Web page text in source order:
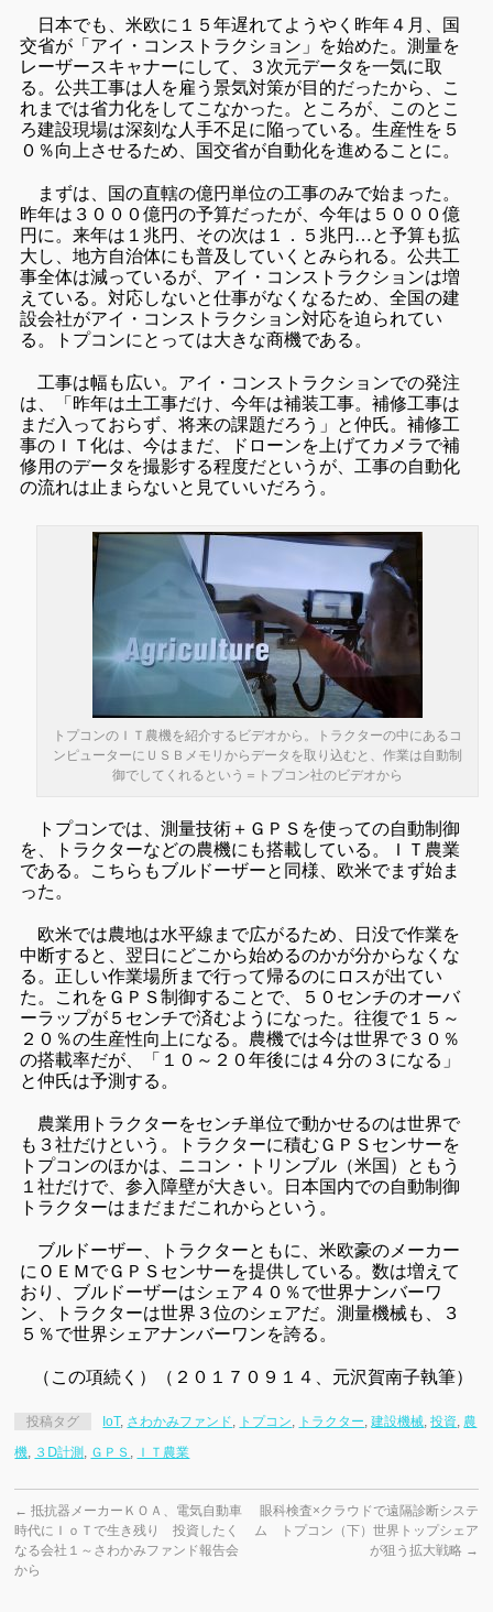
日本でも、米欧に１５年遅れてようやく昨年４月、国
交省が「アイ・コンストラクション」を始めた。測量を
レーザースキャナーにして、３次元データを一気に取
る。公共工事は人を雇う景気対策が目的だったから、こ
れまでは省力化をしてこなかった。ところが、このとこ
ろ建設現場は深刻な人手不足に陥っている。生産性を５
０％向上させるため、国交省が自動化を進めることに。
まずは、国の直轄の億円単位の工事のみで始まった。
昨年は３０００億円の予算だったが、今年は５０００億
円に。来年は１兆円、その次は１．５兆円…と予算も拡
大し、地方自治体にも普及していくとみられる。公共工
事全体は減っているが、アイ・コンストラクションは増
えている。対応しないと仕事がなくなるため、全国の建
設会社がアイ・コンストラクション対応を迫られてい
る。トプコンにとっては大きな商機である。
工事は幅も広い。アイ・コンストラクションでの発注
は、「昨年は土工事だけ、今年は補装工事。補修工事は
まだ入っておらず、将来の課題だろう」と仲氏。補修工
事のＩＴ化は、今はまだ、ドローンを上げてカメラで補
修用のデータを撮影する程度だというが、工事の自動化
の流れは止まらないと見ていいだろう。
トプコンのＩＴ農機を紹介するビデオから。トラクターの中にあるコ
ンピューターにＵＳＢメモリからデータを取り込むと、作業は自動制
御でしてくれるという＝トプコン社のビデオから
トプコンでは、測量技術＋ＧＰＳを使っての自動制御
を、トラクターなどの農機にも搭載している。ＩＴ農業
である。こちらもブルドーザーと同様、欧米でまず始ま
った。
欧米では農地は水平線まで広がるため、日没で作業を
中断すると、翌日にどこから始めるのかが分からなくな
る。正しい作業場所まで行って帰るのにロスが出てい
た。これをＧＰＳ制御することで、５０センチのオーバ
ーラップが５センチで済むようになった。往復で１５～
２０％の生産性向上になる。農機では今は世界で３０％
の搭載率だが、「１０～２０年後には４分の３になる」
と仲氏は予測する。
農業用トラクターをセンチ単位で動かせるのは世界で
も３社だけという。トラクターに積むＧＰＳセンサーを
トプコンのほかは、ニコン・トリンブル（米国）ともう
１社だけで、参入障壁が大きい。日本国内での自動制御
トラクターはまだまだこれからという。
ブルドーザー、トラクターともに、米欧豪のメーカー
にＯＥＭでＧＰＳセンサーを提供している。数は増えて
おり、ブルドーザーはシェア４０％で世界ナンバーワ
ン、トラクターは世界３位のシェアだ。測量機械も、３
５％で世界シェアナンバーワンを誇る。
（この項続く）（２０１７０９１４、元沢賀南子執筆）
投稿タグ IoT, さわかみファンド, トプコン, トラクター,建設機械,投資, 農
機, ３Ⅾ計測 , ＧＰＳ , ＩＴ農業
← 抵抗器メーカーＫＯＡ、電気自動車
時代にＩｏＴで生き残り 投資したく
なる会社１～さわかみファンド報告会
から
眼科検査×クラウドで遠隔診断システ
ム トプコン（下）世界トップシェア
が狙う拡大戦略 →